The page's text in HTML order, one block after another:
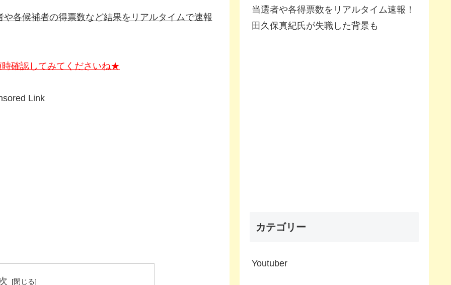
や各候補者の得票数など結果をリアルタイムで速報
確認してみてくださいね★
Link
当選者や各得票数をリアルタイム速報！
田久保真紀氏が失職した背景も
カテゴリー
Youtuber